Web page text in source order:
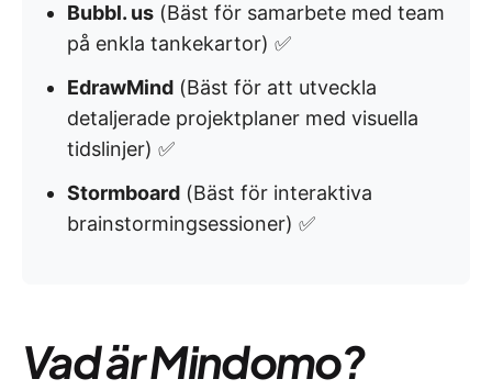
Bubbl. us (Bäst för samarbete med team
på enkla tankekartor) ✅
EdrawMind (Bäst för att utveckla
detaljerade projektplaner med visuella
tidslinjer) ✅
Stormboard (Bäst för interaktiva
brainstormingsessioner) ✅
Vad är Mindomo?